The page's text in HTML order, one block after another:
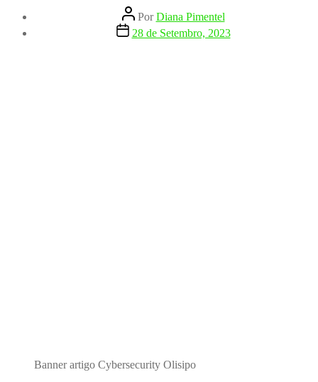
Autor
do
artigo
PorDiana Pimentel
Data28 de Setembro, 2023
Banner artigo Cybersecurity Olisipo